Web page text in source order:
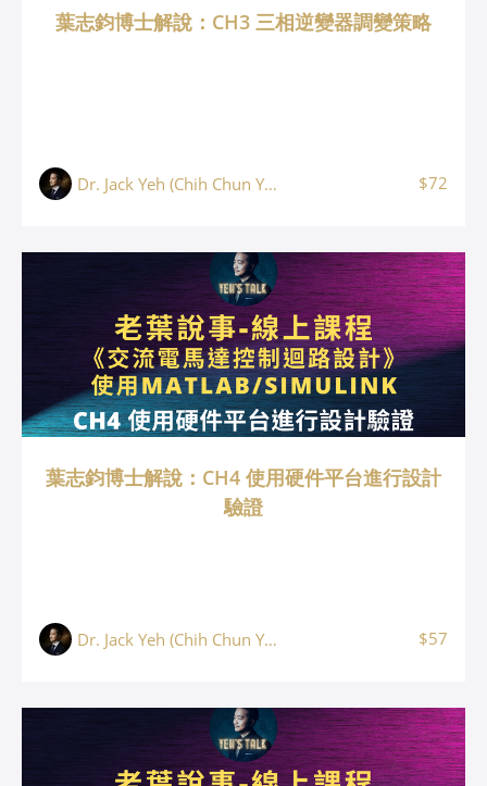
葉志鈞博士解說：CH3 三相逆變器調變策略
Dr. Jack Yeh (Chih Chun Yeh, 葉志鈞) $72
葉志鈞博士解說：CH4 使用硬件平台進行設計
驗證
Dr. Jack Yeh (Chih Chun Yeh, 葉志鈞) $57